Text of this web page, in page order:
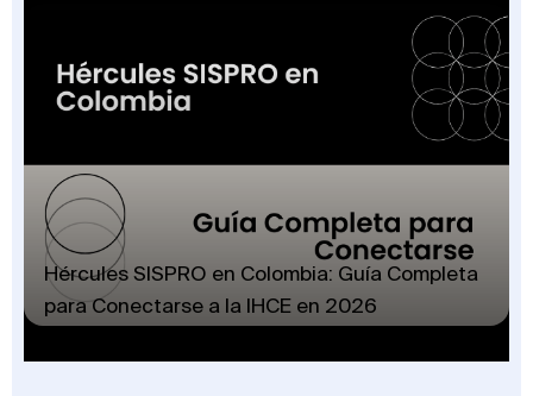
Hércules SISPRO en Colombia: Guía Completa
para Conectarse a la IHCE en 2026